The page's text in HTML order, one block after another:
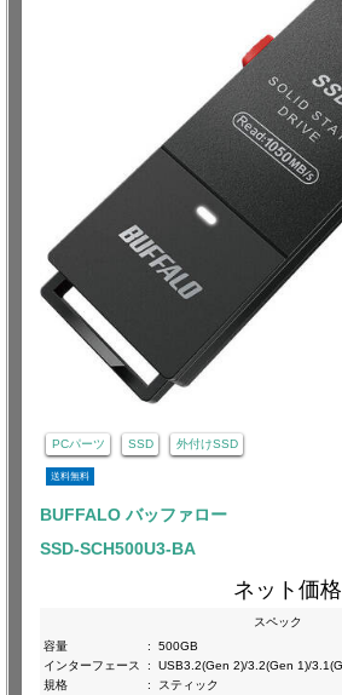
PCパーツ SSD 外付けSSD
送料無料
BUFFALO バッファロー
SSD-SCH500U3-BA
ネット価格
スペック
容量
:
500GB
インターフェース
:
USB3.2(Gen 2)/3.2(Gen 1)/
規格
:
スティック